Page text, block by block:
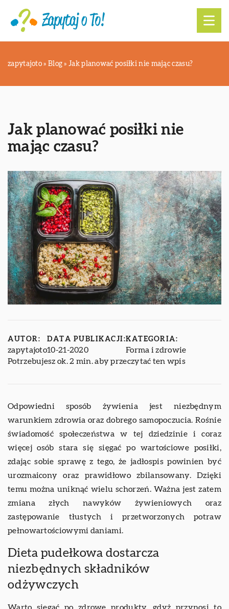
zapytajoto » Blog »Jak planować posiłki nie mając czasu?
Jak planować posiłki nie
mając czasu?
AUTOR:
zapytajoto
DATA PUBLIKACJI:
10-21-2020
KATEGORIA:
Forma i zdrowie
Potrzebujesz ok. 2 min. aby przeczytać ten wpis
Odpowiedni sposób żywienia jest niezbędnym
warunkiem zdrowia oraz dobrego samopoczucia. Rośnie
świadomość społeczeństwa w tej dziedzinie i coraz
więcej osób stara się sięgać po wartościowe posiłki,
zdając sobie sprawę z tego, że jadłospis powinien być
urozmaicony oraz prawidłowo zbilansowany. Dzięki
temu można uniknąć wielu schorzeń. Ważna jest zatem
zmiana złych nawyków żywieniowych oraz
zastępowanie tłustych i przetworzonych potraw
pełnowartościowymi daniami.
Dieta pudełkowa dostarcza
niezbędnych składników
odżywczych